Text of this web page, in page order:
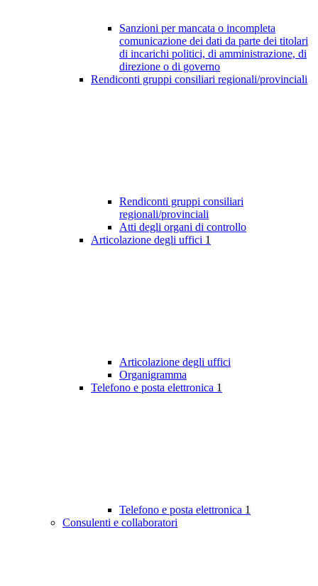
Sanzioni per mancata o incompleta
comunicazione dei dati da parte dei titolari
di incarichi politici, di amministrazione, di
direzione o di governo
Rendiconti gruppi consiliari regionali/provinciali
Rendiconti gruppi consiliari
regionali/provinciali
Atti degli organi di controllo
Articolazione degli uffici 1
Articolazione degli uffici
Organigramma
Telefono e posta elettronica 1
Telefono e posta elettronica 1
Consulenti e collaboratori